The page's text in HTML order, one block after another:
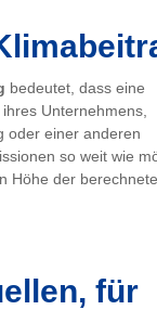
bedeutet, dass eine
Unternehmens,
oder einer anderen
so weit wie
Höhe der
für